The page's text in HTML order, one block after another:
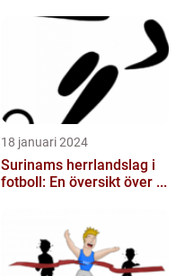
18 januari 2024
Surinams herrlandslag i
fotboll: En översikt över ...